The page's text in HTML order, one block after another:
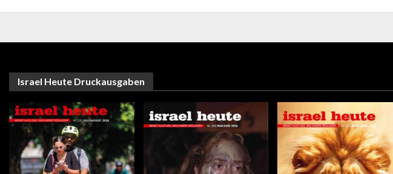
Israel Heute Druckausgaben